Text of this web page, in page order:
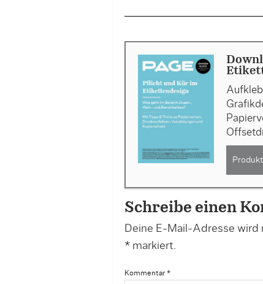
Schreibe einen
Deine E-Mail-Adresse
*markiert.
Kommentar *